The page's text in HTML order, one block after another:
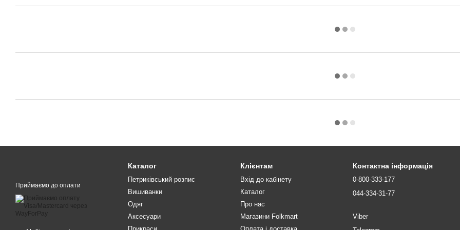
Приймаємо до оплати
Каталог
Петриківський розпис
Вишиванки
Одяг
Аксесуари
Клієнтам
Вхід до кабінету
Каталог
Про нас
Магазини Folkmart
Контактна інформація
0-800-333-177
044-334-31-77
Viber